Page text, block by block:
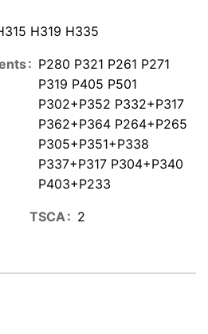
H319 H335
P280 P321 P261 P271
P319 P405 P501
P302+P352 P332+P317
P362+P364 P264+P265
P305+P351+P338
P337+P317 P304+P340
P403+P233
TSCA 2